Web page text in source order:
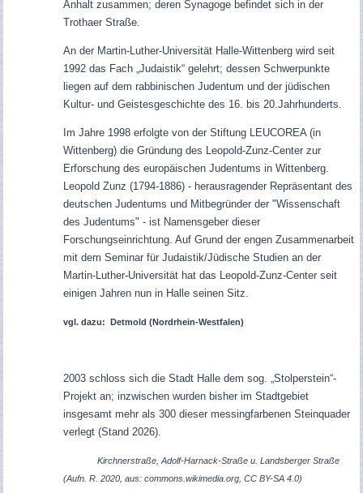
Anhalt zusammen; deren Synagoge befindet sich in der
Trothaer Straße.
An der Martin-Luther-Universität Halle-Wittenberg wird seit
1992 das Fach „Judaistik“ gelehrt; dessen Schwerpunkte
liegen auf dem rabbinischen Judentum und der jüdischen
Kultur- und Geistesgeschichte des 16. bis 20.Jahrhunderts.
Im Jahre 1998 erfolgte von der Stiftung LEUCOREA (in
Wittenberg) die Gründung des Leopold-Zunz-Center zur
Erforschung des europäischen Judentums in Wittenberg.
Leopold Zunz (1794-1886) - herausragender Repräsentant des
deutschen Judentums und Mitbegründer der "Wissenschaft
des Judentums" - ist Namensgeber dieser
Forschungseinrichtung. Auf Grund der engen Zusammenarbeit
mit dem Seminar für Judaistik/Jüdische Studien an der
Martin-Luther-Universität hat das Leopold-Zunz-Center seit
einigen Jahren nun in Halle seinen Sitz.
vgl. dazu: Detmold (Nordrhein-Westfalen)
2003 schloss sich die Stadt Halle dem sog. „Stolperstein“-
Projekt an; inzwischen wurden bisher im Stadtgebiet
insgesamt mehr als 300 dieser messingfarbenen Steinquader
verlegt (Stand 2026).
Kirchnerstraße, Adolf-Harnack-Straße u. Landsberger Straße
(Aufn. R. 2020, aus: commons.wikimedia.org, CC BY-SA 4.0)